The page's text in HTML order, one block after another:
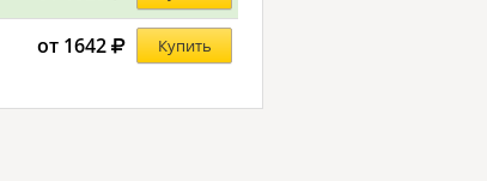
от 1642 Купить